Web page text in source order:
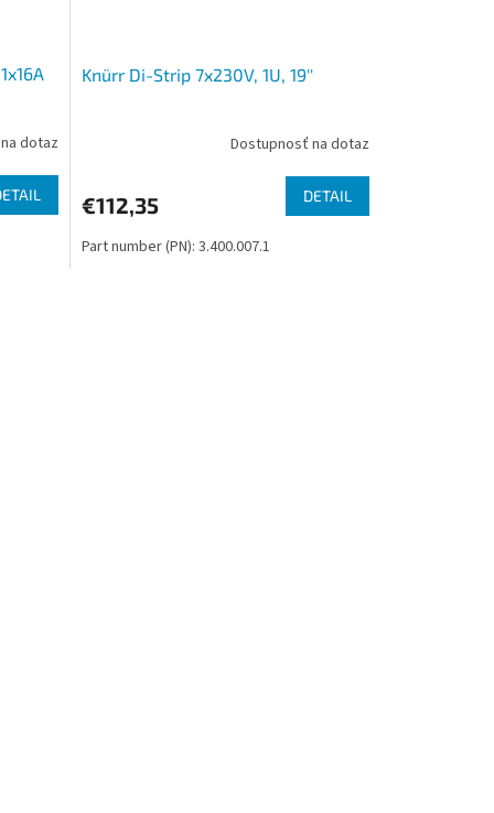
dotaz
Knürr Di-Strip 7x230V, 1U, 19''
Dostupnosť na dotaz
€112,35 DETAIL
Part number (PN): 3.400.007.1